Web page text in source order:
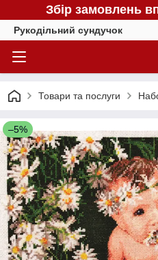
Збір замовлень
Рукодільний сундучок
Товари та послуги
–5%